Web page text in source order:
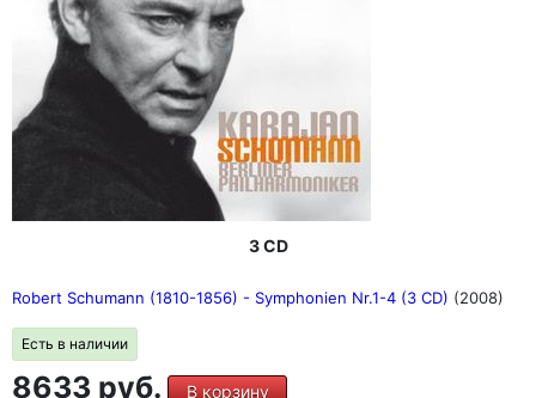
3 CD
Robert Schumann (1810-1856) - Symphonien Nr.1-4 (3 CD) (2008)
Есть в наличии
8633 руб. В корзину